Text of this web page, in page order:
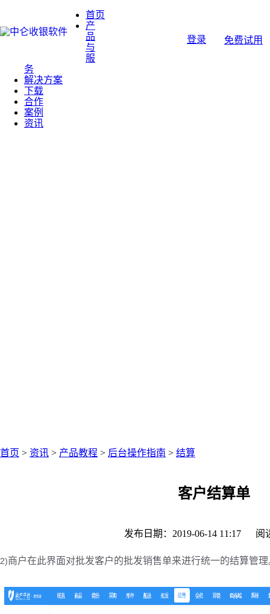
首页
产
品
与
服
务
解决方案
下载
合作
案例
资讯
登录 免费试用
首页 > 资讯 > 产品教程 > 后台操作指南 > 结算
客户结算单
发布日期：2019-06-14 11:17 阅
2)商户在此界面对批发客户的批发销售单来进行统一的结算管理